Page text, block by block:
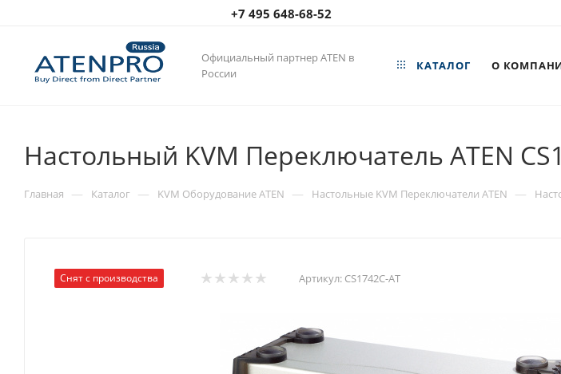
+7 495 648-68-52
Официальный партнер ATEN в
России
КАТАЛОГ О
Настольный KVM Переключатель ATEN
Главная — Каталог — KVM Оборудование ATEN — Настольные KVM Переключатели ATEN —
Снят с производства Артикул: CS1742C-AT